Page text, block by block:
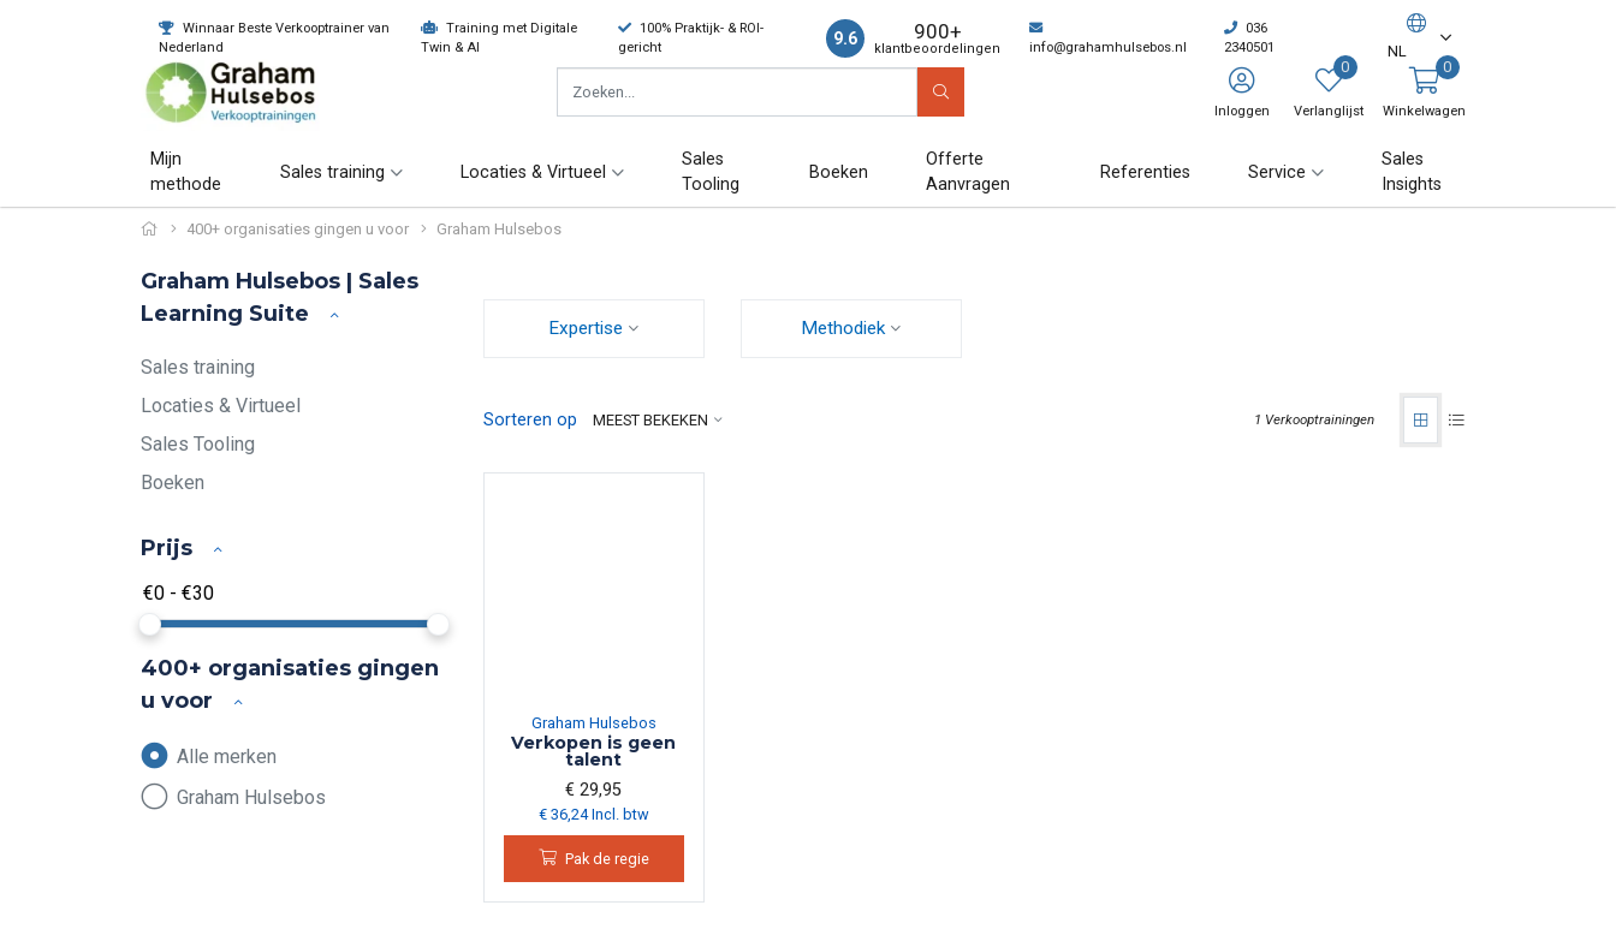
Winnaar Beste Verkooptrainer van
Nederland
Training met Digitale
Twin & AI
100% Praktijk- & ROI-
gericht
9.6 900+
klantbeoordelingen info@grahamhulsebos.nl
036
2340501
NL
Inloggen
0
Verlanglijst
0
Winkelwagen
Mijn
methode
Sales training Locaties & Virtueel
Sales
Tooling
Boeken
Offerte
Aanvragen
Referenties Service
Sales
Insights
400+ organisaties gingen u voor Graham Hulsebos
Graham Hulsebos | Sales
Learning Suite
Sales training
Locaties & Virtueel
Sales Tooling
Boeken
Prijs
400+ organisaties gingen
u voor
Alle merken
Graham Hulsebos
Expertise Methodiek
Sorteren op MEEST BEKEKEN 1 Verkooptrainingen
Graham Hulsebos
Verkopen is geen
talent
€ 29,95
€ 36,24 Incl. btw
Pak de regie